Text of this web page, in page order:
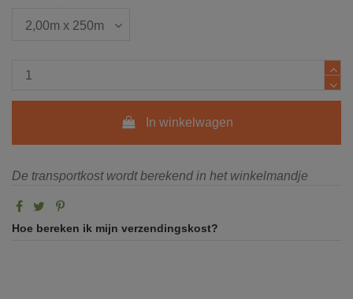
In winkelwagen
De transportkost wordt berekend in het winkelmandje
Hoe bereken ik mijn verzendingskost?